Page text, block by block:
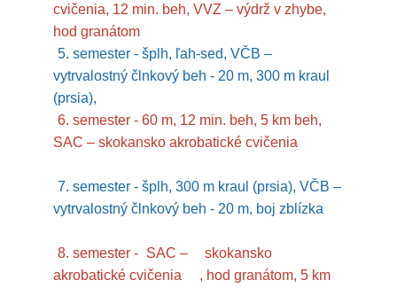
cvičenia, 12 min. beh, VVZ – výdrž v zhybe,
hod granátom
5. semester - šplh, ľah-sed, VČB –
vytrvalostný člnkový beh - 20 m, 300 m kraul
(prsia),
6. semester - 60 m, 12 min. beh, 5 km beh,
SAC – skokansko akrobatické cvičenia
7. semester - šplh, 300 m kraul (prsia), VČB –
vytrvalostný člnkový beh - 20 m, boj zblízka
8. semester - SAC –
skokansko
akrobatické cvičenia
, hod granátom, 5 km